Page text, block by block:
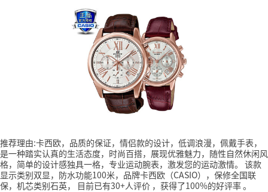
推荐理由:卡西欧，品质的保证，情侣款的设计，低调浪漫，佩戴手表，
是一种踏实认真的生活态度，时尚百搭，展现优雅魅力，随性自然休闲风
格，简单的设计感独具一格，专业运动腕表，激发您的运动激情。 该款
显示类别双显，防水功能100米，品牌卡西欧（CASIO），保修全国联
保，机芯类别石英，
目前已有30+人评价 ，获得了100%的好评率。